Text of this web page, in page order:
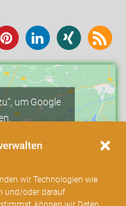
wir Technologien wie
und/oder darauf
um Google